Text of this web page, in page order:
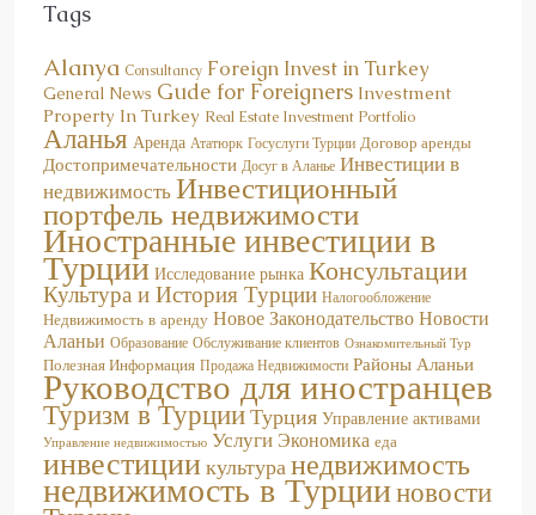
Alanya
General News Gude for Foreigners Investment
Property In Turkey Real Estate Investment Portfolio
Аланья Аренда Ататюрк Госуслуги Турции Договор аренды
Достопримечательности Досуг в Аланье
Инвестиции в
недвижимостьИнвестиционный
портфель недвижимости
Иностранные инвестиции в
Турции Исследование рынка Консультации
Культура и История Турции Налогообложение
Недвижимость в аренду Новое Законодательство Новости
Аланьи Образование Обслуживание клиентов Ознакомительный Тур
Полезная Информация Продажа Недвижимости Районы Аланьи
Руководство для иностранцев
Туризм в ТурцииТурция Управление активами
Управление недвижимостью УслугиЭкономика еда
инвестициикультуранедвижимость
недвижимость в Турцииновости
Турции турецкая кухня